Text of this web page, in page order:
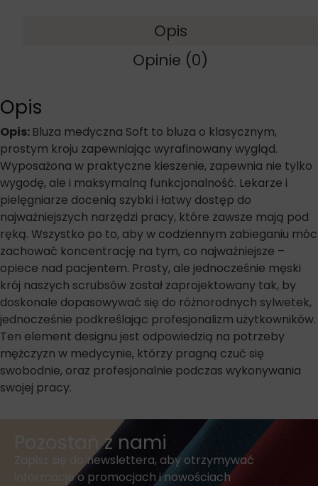
Opis
Opinie (0)
Opis
Opis: Bluza medyczna Soft to bluza o klasycznym,
prostym kroju zapewniając wyrafinowany wygląd.
Wyposażona w praktyczne kieszenie, zapewnia nie tylko
wygodę, ale i maksymalną funkcjonalność. Lekarze i
pielęgniarze docenią szybki i łatwy dostęp do
najważniejszych narzędzi pracy, które zawsze mają pod
ręką. Wszystko po to, aby w codziennym zabieganiu móc
zachować koncentrację na tym, co najważniejsze –
opiece nad pacjentem. Prosty, ale jednocześnie męski
krój naszych scrubsów został zaprojektowany tak, by
doskonale dopasowywać się do różnorodnych sylwetek,
jednocześnie podkreślając profesjonalizm użytkowników.
Ten element designu jest odpowiedzią na potrzeby
mężczyzn w medycynie, którzy pragną czuć się
swobodnie, oraz profesjonalnie podczas wykonywania
swojej pracy.
Pozostań z nami
Zapisz się do newslettera, aby otrzymywać
informacje o promocjach i nowościach